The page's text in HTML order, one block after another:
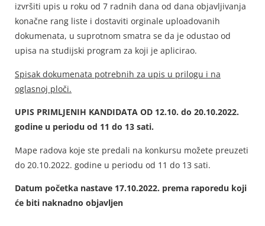
izvršiti upis u roku od 7 radnih dana od dana objavljivanja
konačne rang liste i dostaviti orginale uploadovanih
dokumenata, u suprotnom smatra se da je odustao od
upisa na studijski program za koji je aplicirao.
Spisak dokumenata potrebnih za upis u prilogu i na
oglasnoj ploči.
UPIS PRIMLJENIH KANDIDATA OD 12.10. do 20.10.2022.
godine u periodu od 11 do 13 sati.
Mape radova koje ste predali na konkursu možete preuzeti
do 20.10.2022. godine u periodu od 11 do 13 sati.
Datum početka nastave 17.10.2022. prema raporedu koji
će biti naknadno objavljen